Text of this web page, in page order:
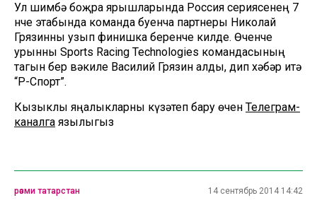
Ул шимбә боҗра ярышларында Россия сериясенең 7
нче этабында команда буенча партнеры Николай
Грязинны узып финишка беренче килде. Өченче
урынны Sports Racing Technologies командасының
тагын бер вәкиле Василий Грязин алды, дип хәбәр итә
“Р-Спорт”.
Кызыклы яңалыкларны күзәтеп бару өчен Телеграм-
каналга язылыгыз
рәсми татарстан 14 сентябрь 2014 14:42